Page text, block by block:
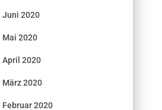
Juni 2020
Mai 2020
April 2020
März 2020
Februar 2020